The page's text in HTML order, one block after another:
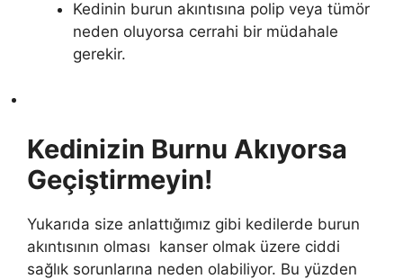
Kedinin burun akıntısına polip veya tümör
neden oluyorsa cerrahi bir müdahale
gerekir.
Kedinizin Burnu Akıyorsa
Geçiştirmeyin!
Yukarıda size anlattığımız gibi kedilerde burun
akıntısının olması kanser olmak üzere ciddi
sağlık sorunlarına neden olabiliyor. Bu yüzden